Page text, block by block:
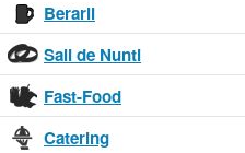
Berarii
Sali de Nunti
Fast-Food
Catering